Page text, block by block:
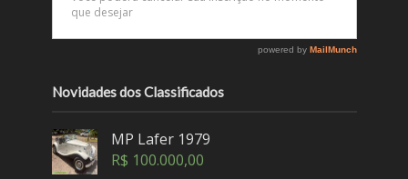
Novidades dos Classificados
MP Lafer 1979
R$ 100.000,00